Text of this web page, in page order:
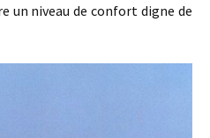
un niveau de confort digne de